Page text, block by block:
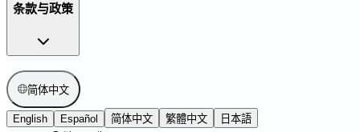
条款与政策
简体中文
English Español 简体中文 繁體中文 日本語